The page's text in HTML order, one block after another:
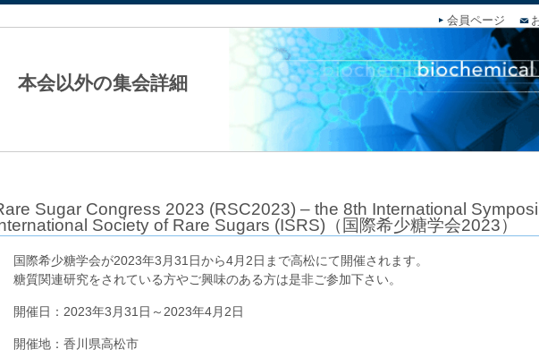
会員ページ
本会以外の集会詳細
Sugar Congress 2023 (RSC2023) – the 8th International
Society of Rare Sugars (ISRS)（国際希少糖学会2023）
国際希少糖学会が2023年3月31日から4月2日まで高松にて開催されます。
糖質関連研究をされている方やご興味のある方は是非ご参加下さい。
開催日：2023年3月31日～2023年4月2日
開催地：香川県高松市
社団法人日本生化学会